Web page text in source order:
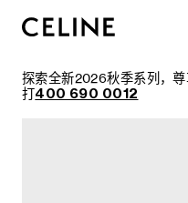
探索全新2026秋季系列，
打400 690 0012